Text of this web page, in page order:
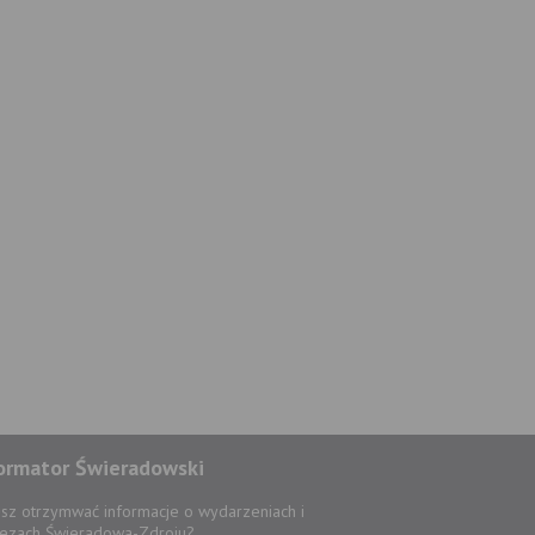
Świeradowski
otrzymwać informacje o wydarzeniach i